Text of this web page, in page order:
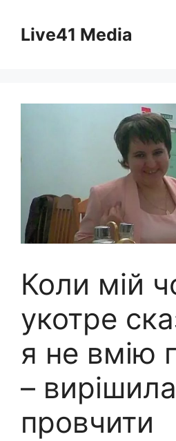
contentLive41 Media
Коли мій
укотре
я не вмію
–
провчити